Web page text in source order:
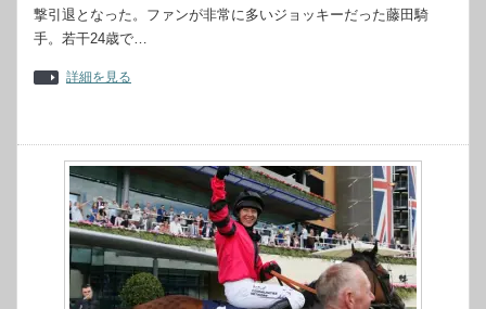
撃引退となった。ファンが非常に多いジョッキーだった藤田騎
手。若干24歳で…
詳細を見る